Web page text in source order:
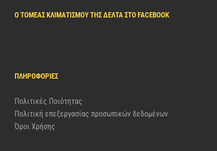
Ο ΤΟΜΈΑΣ ΚΛΙΜΑΤΙΣΜΟΎ ΤΗΣ ΔΈΛΤΑ ΣΤΟ FACEBOOK
ΠΛΗΡΟΦΟΡΊΕΣ
Πολιτικές Ποιότητας
Πολιτική επεξεργασίας προσωπικών δεδομένων
Όροι Χρήσης